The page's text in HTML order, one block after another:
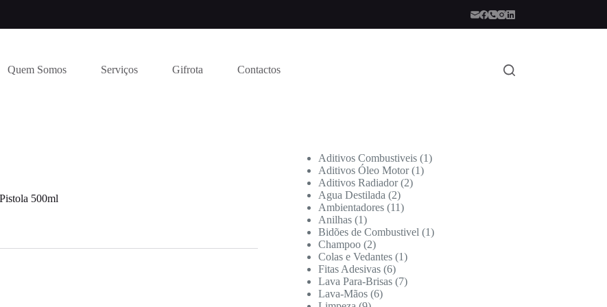
Quem Somos Serviços Gifrota Contactos
500ml
Aditivos Combustiveis 1
Aditivos Óleo Motor 1
Aditivos Radiador 2
Agua Destilada
2
Ambientadores 11
Anilhas 1
Bidões de Combustivel
1
Champoo 2
Colas e Vedantes 1
Fitas Adesivas 6
Lava Para-Brisas 7
Lava-Mãos 6